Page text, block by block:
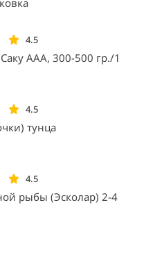
4.5
ААА, 300-500 гр./1
4.5
тунца
4.5
рыбы (Эсколар) 2-4